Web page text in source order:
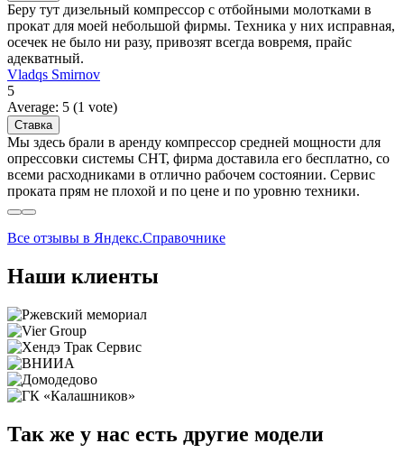
Беру тут дизельный компрессор с отбойными молотками в
прокат для моей небольшой фирмы. Техника у них исправная,
осечек не было ни разу, привозят всегда вовремя, прайс
адекватный.
Vladqs Smirnov
5
Average: 5 (1 vote)
Мы здесь брали в аренду компрессор средней мощности для
опрессовки системы СНТ, фирма доставила его бесплатно, со
всеми расходниками в отлично рабочем состоянии. Сервис
проката прям не плохой и по цене и по уровню техники.
Все отзывы в Яндекс.Справочнике
Наши клиенты
Так же у нас есть другие модели